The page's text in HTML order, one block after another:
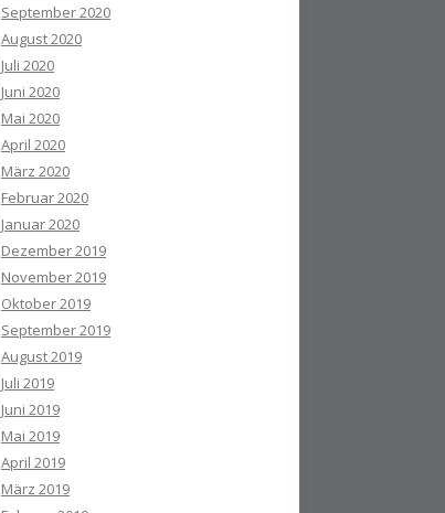
September 2020
August 2020
Juli 2020
Juni 2020
Mai 2020
April 2020
März 2020
Februar 2020
Januar 2020
Dezember 2019
November 2019
Oktober 2019
September 2019
August 2019
Juli 2019
Juni 2019
Mai 2019
April 2019
März 2019